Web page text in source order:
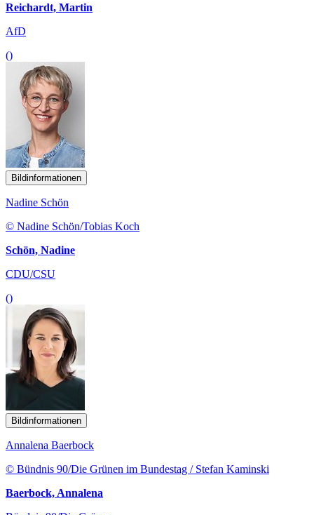
Reichardt, Martin
AfD
()
Bildinformationen
Nadine Schön
© Nadine Schön/Tobias Koch
Schön, Nadine
CDU/CSU
()
Bildinformationen
Annalena Baerbock
© Bündnis 90/Die Grünen im Bundestag / Stefan Kaminski
Baerbock, Annalena